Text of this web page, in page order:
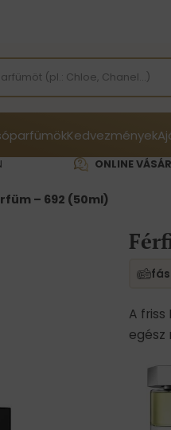
Kedvezmények
ONLINE
– 692 (50ml)
fás
A
egész